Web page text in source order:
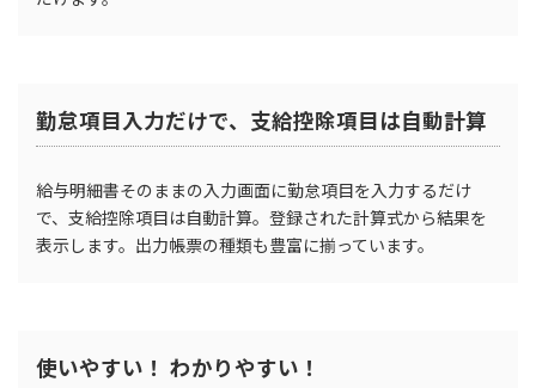
勤怠項目入力だけで、支給控除項目は自動計算
給与明細書そのままの入力画面に勤怠項目を入力するだけ
で、支給控除項目は自動計算。登録された計算式から結果を
表示します。出力帳票の種類も豊富に揃っています。
使いやすい！ わかりやすい！